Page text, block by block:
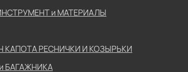
и МАТЕРИАЛЫ
КАПОТА РЕСНИЧКИ И КОЗЫРЬКИ
БАГАЖНИКА